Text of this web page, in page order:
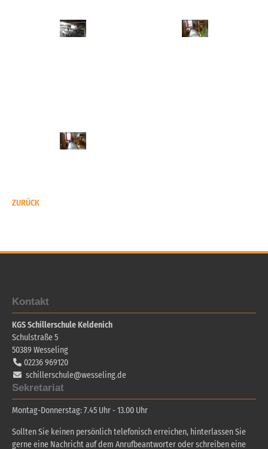
ZURÜCK
Kontakt
KGS Schillerschule Keldenich
Schulstraße 5
50389 Wesseling
02236 969120
schillerschule@wesseling.de
Sekretariat
Montag-Donnerstag: 7.45 Uhr - 13.00 Uhr
Sollten Sie keinen persönlich telefonisch erreichen, hinterlassen Sie
gerne eine Nachricht auf dem Anrufbeantworter oder schreiben eine